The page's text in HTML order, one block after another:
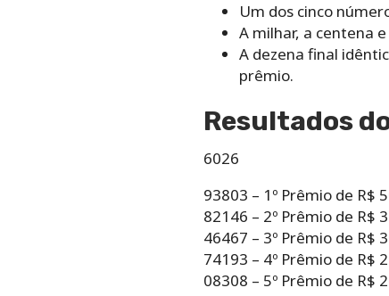
Um dos cinco
A milhar, a centena
A dezena final
prêmio.
Resultados
6026
93803 – 1º Prêmio de R$
82146 – 2º Prêmio de R$
46467 – 3º Prêmio de R$
74193 – 4º Prêmio de R$
08308 – 5º Prêmio de R$